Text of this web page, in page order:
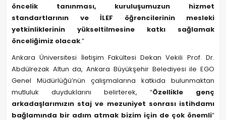
öncelik tanınması, kuruluşumuzun hizmet
standartlarının ve İLEF öğrencilerinin mesleki
yetkinliklerinin yükseltilmesine katkı sağlamak
önceliğimiz olacak.”
Ankara Üniversitesi İletişim Fakültesi Dekan Vekili Prof. Dr.
Abdülrezak Altun da, Ankara Büyükşehir Belediyesi ile EGO
Genel Müdürlüğü’nün çalışmalarına katkıda bulunmaktan
mutluluk duyduklarını belirterek, “Özellikle genç
arkadaşlarımızın staj ve mezuniyet sonrası istihdamı
bağlamında bir adım atmak bizim için de çok önemli”